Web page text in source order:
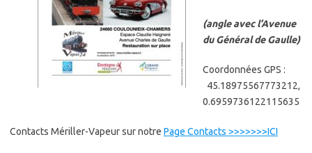
(angle avec l’Avenue
du Général de Gaulle)
Coordonnées GPS :
45.18975567773212,
0.6959736122115635
Contacts Mériller-Vapeur sur notre Page Contacts >>>>>>>ICI